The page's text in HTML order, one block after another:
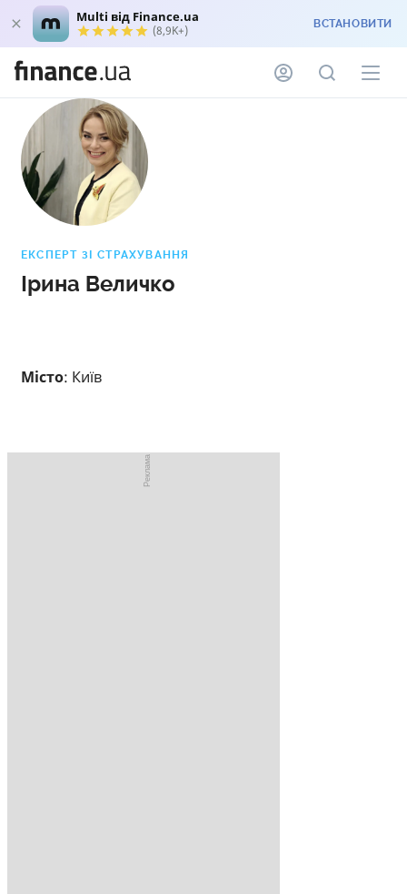
Multi від Finance.ua
(8,9K+) ВСТАНОВИТИ
ЕКСПЕРТ ЗІ СТРАХУВАННЯ
Ірина Величко
Місто: Київ